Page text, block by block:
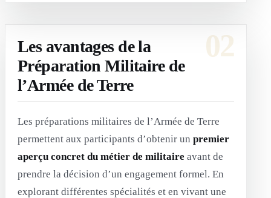
Les avantages de la
Préparation Militaire de
l’Armée de Terre
Les préparations militaires de l’Armée de Terre
permettent aux participants d’obtenir un premier
aperçu concret du métier de militaire avant de
prendre la décision d’un engagement formel. En
explorant différentes spécialités et en vivant une